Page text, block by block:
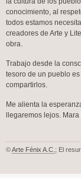
conocimiento, al
todos estamos
creadores de Arte y
obra.
Trabajo desde la
tesoro de un pueblo
compartirlos.
Me alienta la
llegaremos lejos.
©Arte Fénix A.C. ; El